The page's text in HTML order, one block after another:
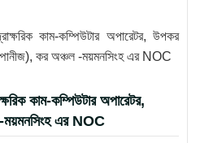
কাম-কম্পিউটার অপারেটর, উপকর
কর অঞ্চল -ময়মনসিংহ এর NOC
কাম-কম্পিউটার অপারেটর,
-ময়মনসিংহ এর NOC